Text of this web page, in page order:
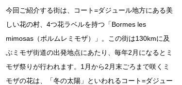
今回ご紹介する街は、コート=ダジュール地方にある美
しい花の村、4つ花ラベルを持つ「Bormes les
mimosas（ボルムレミモザ）」。この街は130kmに及
ぶミモザ街道の出発地点にあたり、毎年2月になるとミ
モザ祭りが行われます。1月から2月末ごろまで咲くミ
モザの花は、「冬の太陽」といわれるコート=ダジュー